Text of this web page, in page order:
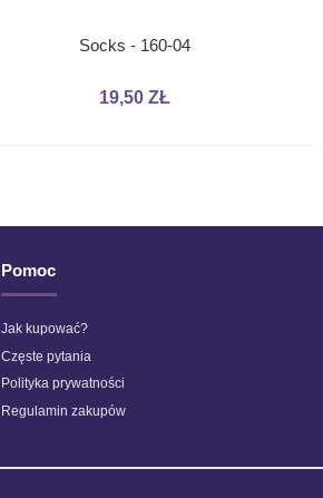
Socks - 160-04
19,50 ZŁ
Pomoc
Jak kupować?
Częste pytania
Polityka prywatności
Regulamin zakupów